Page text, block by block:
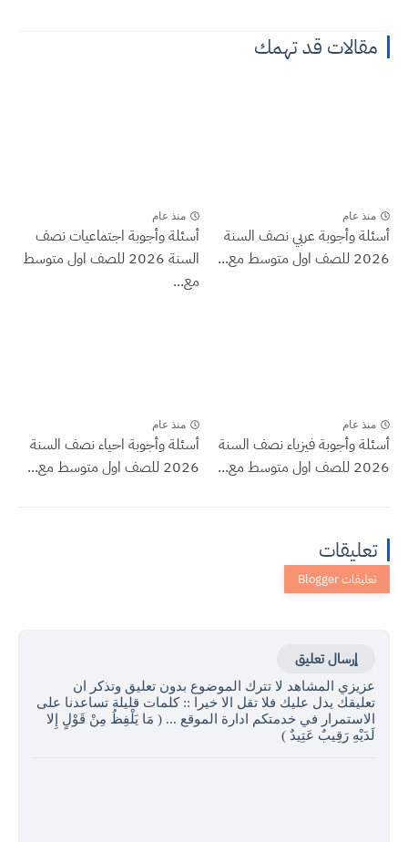
مقالات قد تهمك
منذ عام
أسئلة وأجوبة عربي نصف السنة
2026 للصف اول متوسط مع...
منذ عام
أسئلة وأجوبة اجتماعيات نصف
السنة 2026 للصف اول متوسط
مع...
منذ عام
أسئلة وأجوبة فيزياء نصف السنة
2026 للصف اول متوسط مع...
منذ عام
أسئلة وأجوبة احياء نصف السنة
2026 للصف اول متوسط مع...
تعليقات
إرسال تعليق
عزيزي المشاهد لا تترك الموضوع بدون تعليق وتذكر ان
تعليقك يدل عليك فلا تقل الا خيرا :: كلمات قليلة تساعدنا على
الاستمرار في خدمتكم ادارة الموقع ... ( مَا يَلْفِظُ مِنْ قَوْلٍ إِلا
لَدَيْهِ رَقِيبٌ عَتِيدٌ )